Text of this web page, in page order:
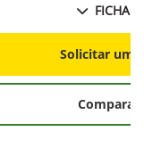
FICHA
Solicitar
Comparar